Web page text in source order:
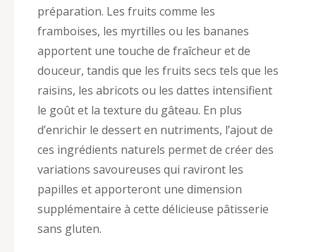
préparation. Les fruits comme les
framboises, les myrtilles ou les bananes
apportent une touche de fraîcheur et de
douceur, tandis que les fruits secs tels que les
raisins, les abricots ou les dattes intensifient
le goût et la texture du gâteau. En plus
d’enrichir le dessert en nutriments, l’ajout de
ces ingrédients naturels permet de créer des
variations savoureuses qui raviront les
papilles et apporteront une dimension
supplémentaire à cette délicieuse pâtisserie
sans gluten.